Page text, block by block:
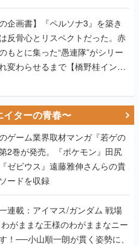
企画書】『ペルソナ3』を築き
反骨心とリスペクトだった。赤
もとに集った“愚連隊”がシリー
変わらせるまで【橋野桂インタ
ターの青春〜
ゲーム業界取材マンガ『若ゲの
2巻が発売。『ポケモン』田尻
ゼビウス』遠藤雅伸さんらの貴
ードを収録
連載：アイマス/ガンダム 戦場
がままな王様のわがままなニー
！──小山順一朗が貫く姿勢に、